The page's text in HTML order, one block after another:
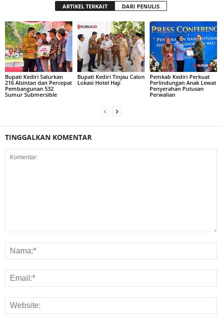
ARTIKEL TERKAIT DARI PENULIS
Bupati Kediri Salurkan
216 Alsintan dan Percepat
Pembangunan 532
Sumur Submersible
Bupati Kediri Tinjau Calon
Lokasi Hotel Haji
Pemkab Kediri Perkuat
Perlindungan Anak Lewat
Penyerahan Putusan
Perwalian
TINGGALKAN KOMENTAR